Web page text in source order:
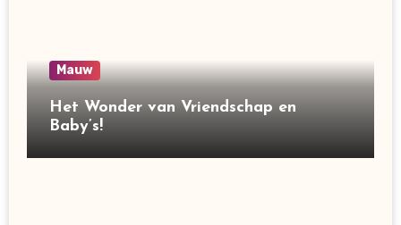
Mauw
Het Wonder van Vriendschap en
Baby’s!